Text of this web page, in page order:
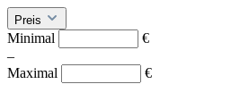
Preis
Minimal
€
–
Maximal
€